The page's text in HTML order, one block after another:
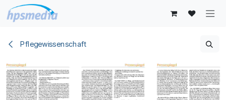
Zum Inhalt springen
Pflegewissenschaft